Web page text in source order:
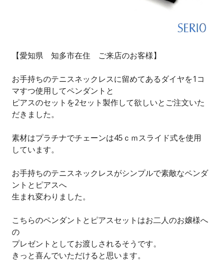
【愛知県 知多市在住 ご来店のお客様】
お手持ちのテニスネックレスに留めてあるダイヤを1コ
マすつ使用してペンダントと
ピアスのセットを2セット製作して欲しいとご注文いた
だきました。
素材はプラチナでチェーンは45ｃｍスライド式を使用
しています。
お手持ちのテニスネックレスがシンプルで素敵なペンダ
ントとピアスへ
生まれ変わりました。
こちらのペンダントとピアスセットはお二人のお嬢様へ
の
プレゼントとしてお渡しされるそうです。
きっと喜んでいただけると思います。